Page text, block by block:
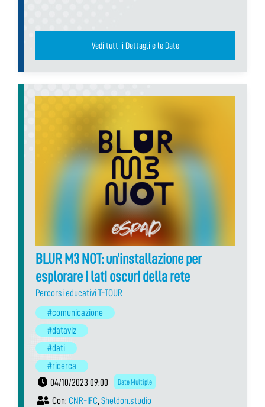
Vedi tutti i Dettagli e le Date
BLUR M3 NOT: un’installazione per
esplorare i lati oscuri della rete
Percorsi educativi T-TOUR
#comunicazione
#dataviz
#dati
#ricerca
04/10/2023 09:00
Date Multiple
Con: CNR-IFC, Sheldon.studio